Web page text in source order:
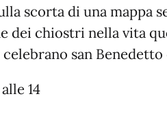
scorta di una mappa
dei chiostri nella vita
san
14